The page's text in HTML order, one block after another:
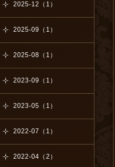
2025-12（1）
2025-09（1）
2025-08（1）
2023-09（1）
2023-05（1）
2022-07（1）
2022-04（2）